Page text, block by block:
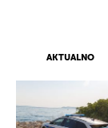
AKTUALNO